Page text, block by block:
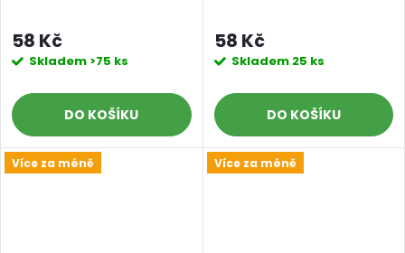
58 Kč
Skladem >75 ks
DO KOŠÍKU
58 Kč
Skladem 25 ks
DO KOŠÍKU
Více za méně Více za méně